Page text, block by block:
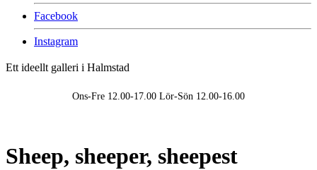
Facebook
Instagram
Ett ideellt galleri i Halmstad
Ons-Fre 12.00-17.00 Lör-Sön 12.00-16.00
Sheep, sheeper, sheepest